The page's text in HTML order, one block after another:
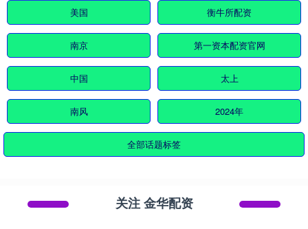
美国 衡牛所配资
南京 第一资本配资官网
中国 太上
南风 2024年
全部话题标签
关注 金华配资